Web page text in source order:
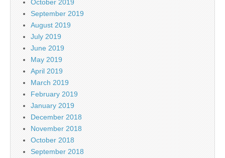
October 2019
September 2019
August 2019
July 2019
June 2019
May 2019
April 2019
March 2019
February 2019
January 2019
December 2018
November 2018
October 2018
September 2018